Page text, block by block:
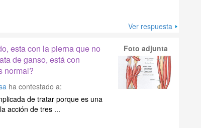
Ver respuesta
Foto adjunta
esta con la pierna que no
de ganso, está con
normal?
ha contestado a:
de tratar porque es una
acción de tres ...